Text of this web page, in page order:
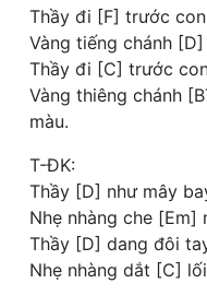
Thầy đi [F] trước
Vàng tiếng chánh
Thầy đi [C] trước
Vàng thiêng chánh
màu.
T-ĐK:
Thầy [D] như mây
Nhẹ nhàng che
Thầy [D] dang đôi
Nhẹ nhàng dắt [C]